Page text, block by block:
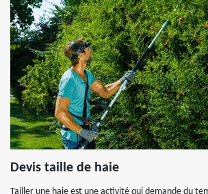
Devis taille de haie
Tailler une haie est une activité qui demande du